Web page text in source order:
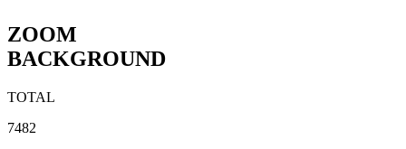
ZOOM
BACKGROUND
TOTAL
7482